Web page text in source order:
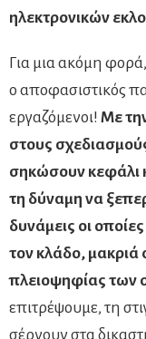
ηλεκτρονικών
Για μια ακόμη
ο αποφασιστικός
εργαζόμενοι! Με
στους
σηκώσουν κεφάλι
τη δύναμη να
δυνάμεις οι
τον κλάδο, μακριά
πλειοψηφίας των
επιτρέψουμε, τη
σέρνουν στα